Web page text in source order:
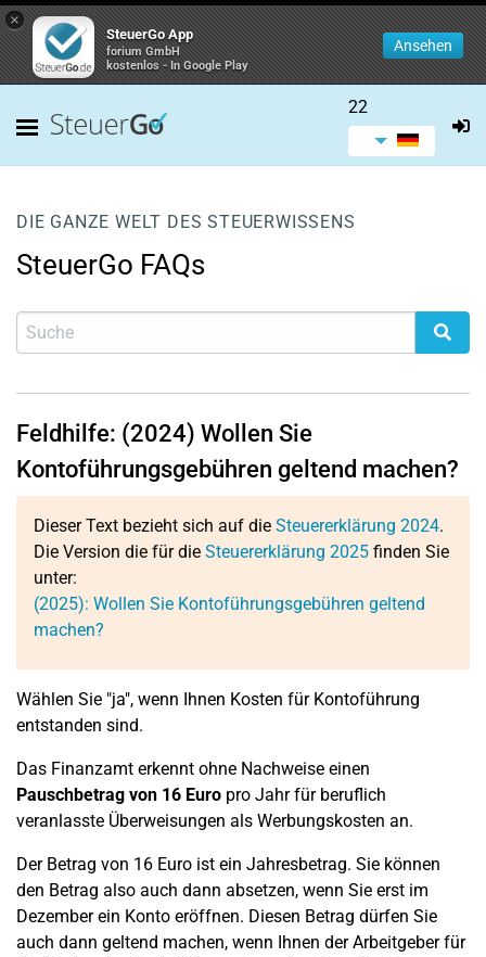
×
SteuerGo App
forium GmbH
kostenlos - In Google Play
Ansehen
22
DIE GANZE WELT DES STEUERWISSENS
SteuerGo FAQs
Feldhilfe: (2024) Wollen Sie
Kontoführungsgebühren geltend machen?
Dieser Text bezieht sich auf die Steuererklärung 2024.
Die Version die für die Steuererklärung 2025 finden Sie
unter:
(2025): Wollen Sie Kontoführungsgebühren geltend
machen?
Wählen Sie "ja", wenn Ihnen Kosten für Kontoführung
entstanden sind.
Das Finanzamt erkennt ohne Nachweise einen
Pauschbetrag von 16 Euro pro Jahr für beruflich
veranlasste Überweisungen als Werbungskosten an.
Der Betrag von 16 Euro ist ein Jahresbetrag. Sie können
den Betrag also auch dann absetzen, wenn Sie erst im
Dezember ein Konto eröffnen. Diesen Betrag dürfen Sie
auch dann geltend machen, wenn Ihnen der Arbeitgeber für